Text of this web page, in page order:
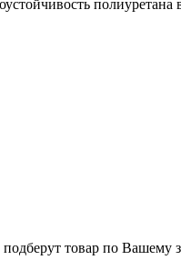
товар по Вашему